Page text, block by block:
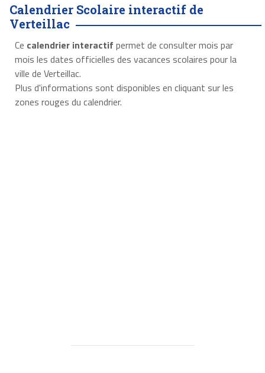
Calendrier Scolaire interactif de
Verteillac
Ce calendrier interactif permet de consulter mois par
mois les dates officielles des vacances scolaires pour la
ville de Verteillac.
Plus d'informations sont disponibles en cliquant sur les
zones rouges du calendrier.